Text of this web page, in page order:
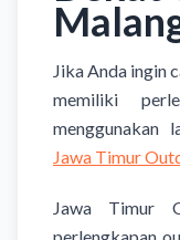
Jika Anda ingin
memiliki
menggunakan
Jawa Timur
Jawa Timur